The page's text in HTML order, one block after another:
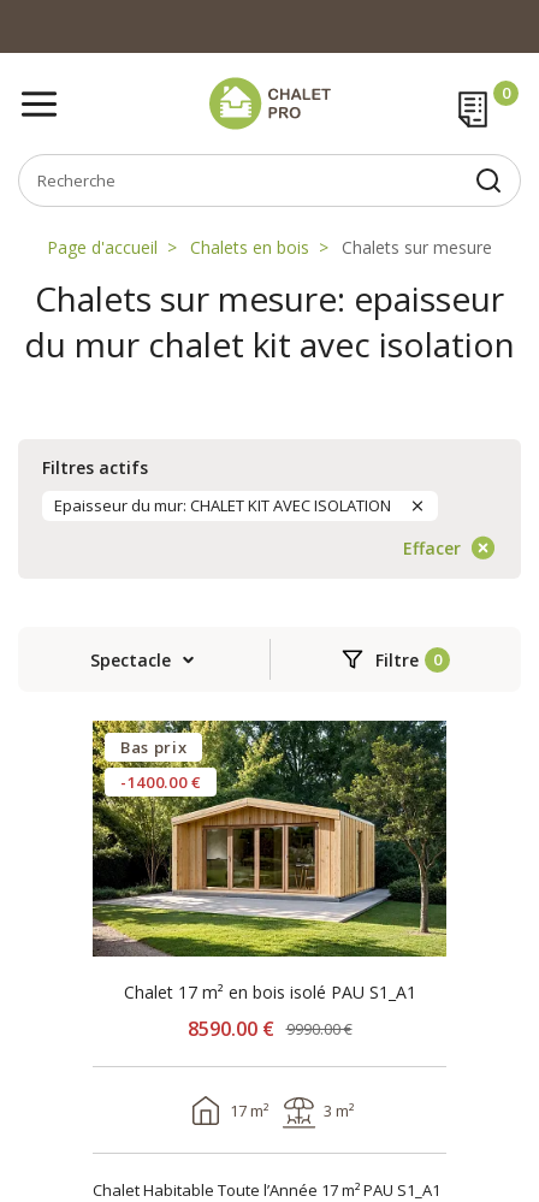
Page d'accueil Chalets en bois Chalets sur mesure
Chalets sur mesure: epaisseur
du mur chalet kit avec isolation
Filtres actifs
Epaisseur du mur: CHALET KIT AVEC ISOLATION
Effacer
Spectacle Filtre
Bas prix
-1400.00 €
Chalet 17 m² en bois isolé PAU S1_A1
8590.00 € 9990.00 €
17 m² 3 m²
Chalet Habitable Toute l’Année 17 m² PAU S1_A1